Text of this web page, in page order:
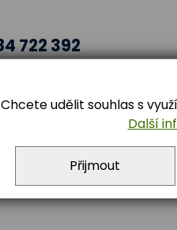
722 392
Chcete udělit souhlas s
Další
Přijmout